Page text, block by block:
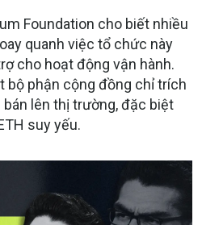
Foundation cho biết nhiều
quanh việc tổ chức này
cho hoạt động vận hành.
bộ phận cộng đồng chỉ trích
lên thị trường, đặc biệt
suy yếu.